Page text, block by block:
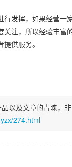
发挥，如果经营一
关注，所以经验丰富
供服务。
以及文章的青睐，
274.html